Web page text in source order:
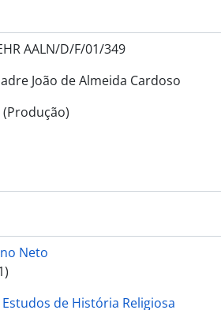
Luís, 1920 - ?
padre João, 1920 - ?
João Henrique, 1921 - ?
- União da Agricultura, Comércio e
padre João Adelino
Luzia Raquel da Silva Cunha,
Faria de, [1909?]
José Leite de, [1900 -
padre Agostinho, [s.d.]
D. João Pereira, [1958?]
cónego F. Correia, 1925 -
padre João Rodrigues, 1955
António, 1948 - ?
D. João Evangelista de Lima,
AALN/D/F/01/349
João de Almeida Cardoso
(Produção)
Neto
de História Religiosa